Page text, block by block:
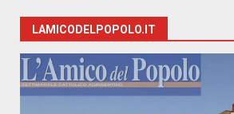
LAMICODELPOPOLO.IT